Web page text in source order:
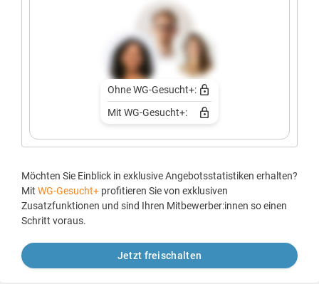
Ohne WG-Gesucht+:
Mit WG-Gesucht+:
Möchten Sie Einblick in exklusive Angebotsstatistiken erhalten?
Mit WG-Gesucht+ profitieren Sie von exklusiven
Zusatzfunktionen und sind Ihren Mitbewerber:innen so einen
Schritt voraus.
Jetzt freischalten